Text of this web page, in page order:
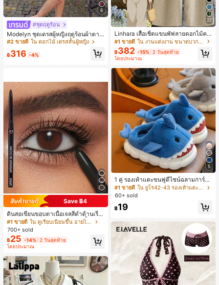
6
#ชุดฤดูร้อน
Modelyn ชุดเดรสผู้หญิงฤดูร้อนผ้าตาข่
ายพิมพ์ลาย คอไม่สมมาตร จับจีบ หรูหร
#2 ขายดี ใน ดอกไม้ เดรสสั้นผู้หญิง
฿316 -4%
Save ฿4
ดินสอเขียนขอบตาเนื้อเจลสีดำด้านเรีย
บเนียน, แห้งเร็ว ติดทนนาน กันน้ำ ไม่เล
อะเทอะ
#1 ขายดี
ใน ดูเรียบเนียนขึ้น อายไลเนอร์
700+ sold
฿25 -14% 2 วันสุดท้าย
โดยประมาณ
22
Linhara เสื้อเชิ้ตแขนพัฟลายดอกไม้คอ
ปกไม่สมมาตรสำหรับผู้หญิงไซส์ใหญ่ +
กางเกงลำลองทรงหลวมเอวยางยืด 2 ชิ้
น สำหรับฤดูใบไม้ผลิ/ฤดูร้อน
#1 ขายดี ใน งานแต่งงาน ขนาดบวก Co-Ords
฿382 -15% 2 วันสุดท้าย
โดยประมาณ
5
1 คู่ รองเท้าแตะขนฟูดีไซน์ฉลามการ์ตู
น น่ารักและสนุกสนาน เหมาะสำหรับฤดู
ใบไม้ร่วง/ฤดูหนาว รองเท้าแตะยูนิเซ็ก
กลางแจ้ง ช่วยให้เท้าของคุณอบอุ่นและ
สบาย ทำให้เป็นของตกแต่งบ้านส่วนตัว
สำหรับห้องนอนหรือห้องน้ำ
#1 ขายดี
ใน ยูโร42-43 รองเท้าแตะใส่ในบ้าน
60+ sold
฿19